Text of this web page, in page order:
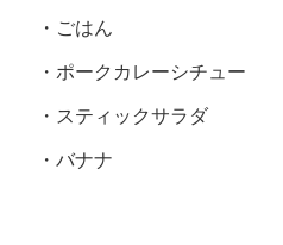
・ごはん
・ポークカレーシチュー
・スティックサラダ
・バナナ